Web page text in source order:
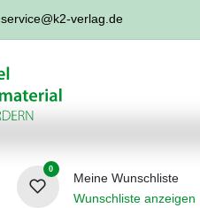
service@k2-verlag.de
0
Meine Wunschliste
Wunschliste anzeigen